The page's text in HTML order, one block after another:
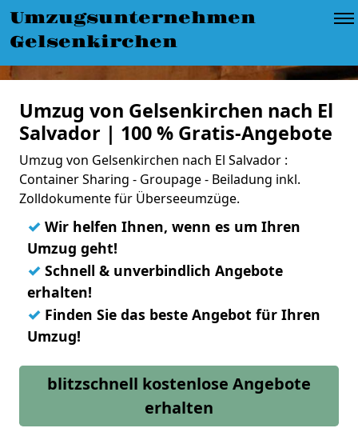
Umzugsunternehmen
Gelsenkirchen
Umzug von Gelsenkirchen nach El
Salvador | 100 % Gratis-Angebote
Umzug von Gelsenkirchen nach El Salvador :
Container Sharing - Groupage - Beiladung inkl.
Zolldokumente für Überseeumzüge.
✓ Wir helfen Ihnen, wenn es um Ihren
Umzug geht!
✓ Schnell & unverbindlich Angebote
erhalten!
✓ Finden Sie das beste Angebot für Ihren
Umzug!
blitzschnell kostenlose Angebote
erhalten